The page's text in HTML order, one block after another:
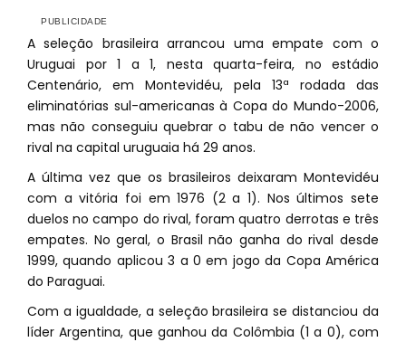
A seleção brasileira arrancou uma empate com o
Uruguai por 1 a 1, nesta quarta-feira, no estádio
Centenário, em Montevidéu, pela 13ª rodada das
eliminatórias sul-americanas à Copa do Mundo-2006,
mas não conseguiu quebrar o tabu de não vencer o
rival na capital uruguaia há 29 anos.
A última vez que os brasileiros deixaram Montevidéu
com a vitória foi em 1976 (2 a 1). Nos últimos sete
duelos no campo do rival, foram quatro derrotas e três
empates. No geral, o Brasil não ganha do rival desde
1999, quando aplicou 3 a 0 em jogo da Copa América
do Paraguai.
Com a igualdade, a seleção brasileira se distanciou da
líder Argentina, que ganhou da Colômbia (1 a 0), com